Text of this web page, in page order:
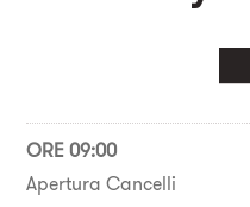
ORE 09:00
Apertura Cancelli